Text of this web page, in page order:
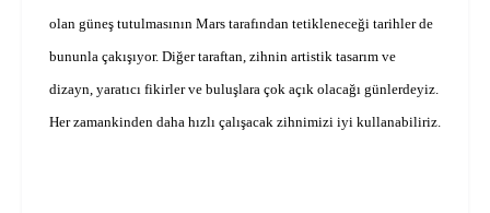
olan güneş tutulmasının Mars tarafından tetikleneceği tarihler de
bununla çakışıyor. Diğer taraftan, zihnin artistik tasarım ve
dizayn, yaratıcı fikirler ve buluşlara çok açık olacağı günlerdeyiz.
Her zamankinden daha hızlı çalışacak zihnimizi iyi kullanabiliriz.